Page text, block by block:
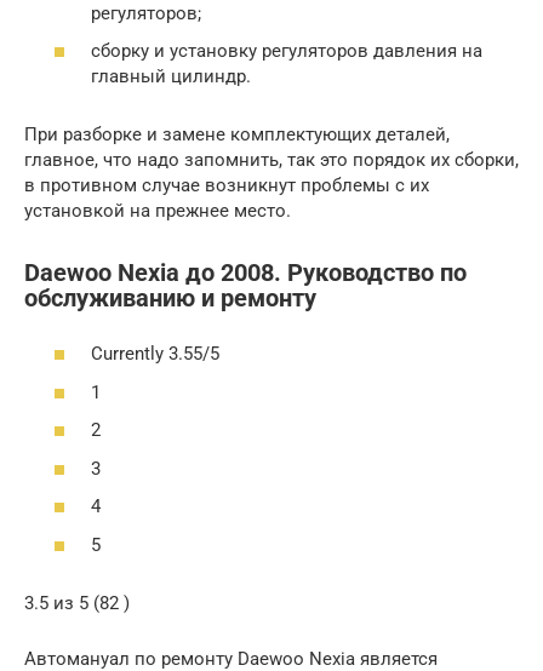
регуляторов;
сборку и установку регуляторов давления на
главный цилиндр.
При разборке и замене комплектующих деталей,
главное, что надо запомнить, так это порядок их сборки,
в противном случае возникнут проблемы с их
установкой на прежнее место.
Daewoo Nexia до 2008. Руководство по
обслуживанию и ремонту
Currently 3.55/5
1
2
3
4
5
3.5 из 5 (82 )
Автомануал по ремонту Daewoo Nexia является